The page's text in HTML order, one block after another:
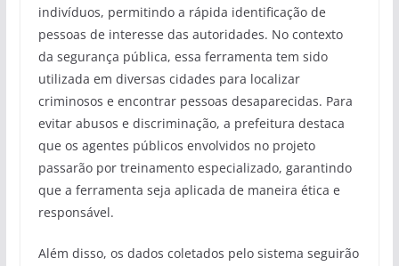
indivíduos, permitindo a rápida identificação de
pessoas de interesse das autoridades. No contexto
da segurança pública, essa ferramenta tem sido
utilizada em diversas cidades para localizar
criminosos e encontrar pessoas desaparecidas. Para
evitar abusos e discriminação, a prefeitura destaca
que os agentes públicos envolvidos no projeto
passarão por treinamento especializado, garantindo
que a ferramenta seja aplicada de maneira ética e
responsável.
Além disso, os dados coletados pelo sistema seguirão